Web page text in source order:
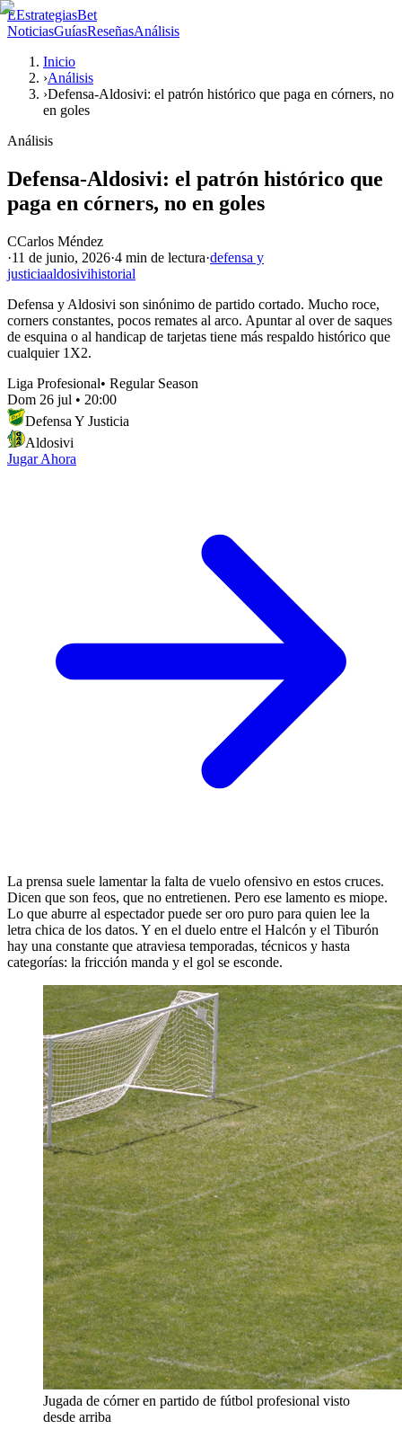
EEstrategiasBet
NoticiasGuíasReseñasAnálisis
Inicio
›Análisis
›Defensa-Aldosivi: el patrón histórico que paga en córners, no
en goles
Análisis
Defensa-Aldosivi: el patrón histórico que
paga en córners, no en goles
CCarlos Méndez
·11 de junio, 2026·4 min de lectura·defensa y
justiciaaldosivihistorial
Defensa y Aldosivi son sinónimo de partido cortado. Mucho roce,
corners constantes, pocos remates al arco. Apuntar al over de saques
de esquina o al handicap de tarjetas tiene más respaldo histórico que
cualquier 1X2.
Liga Profesional• Regular Season
Dom 26 jul • 20:00
Defensa Y Justicia
Aldosivi
Jugar Ahora
La prensa suele lamentar la falta de vuelo ofensivo en estos cruces.
Dicen que son feos, que no entretienen. Pero ese lamento es miope.
Lo que aburre al espectador puede ser oro puro para quien lee la
letra chica de los datos. Y en el duelo entre el Halcón y el Tiburón
hay una constante que atraviesa temporadas, técnicos y hasta
categorías: la fricción manda y el gol se esconde.
Jugada de córner en partido de fútbol profesional visto
desde arriba